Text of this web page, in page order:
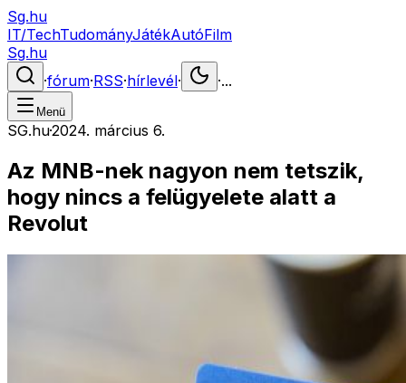
Sg.hu
IT/TechTudományJátékAutóFilm
Sg.hu
·fórum·RSS·hírlevél· ·...
Menü
SG.hu·2024. március 6.
Az MNB-nek nagyon nem tetszik,
hogy nincs a felügyelete alatt a
Revolut